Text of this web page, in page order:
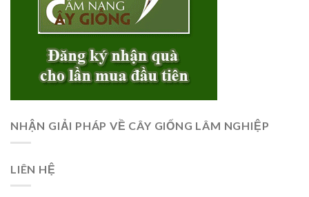
NHẬN GIẢI PHÁP VỀ CÂY GIỐNG LÂM NGHIỆP
LIÊN HỆ